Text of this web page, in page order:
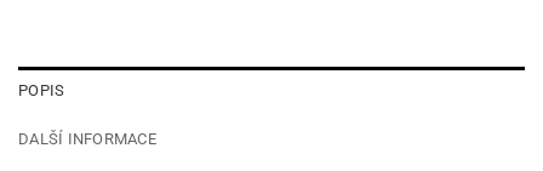
POPIS
DALŠÍ INFORMACE